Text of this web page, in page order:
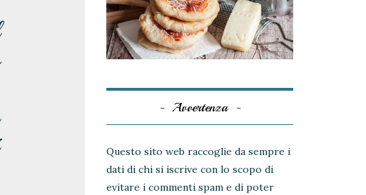
Avvertenza
Questo sito web raccoglie da sempre i
dati di chi si iscrive con lo scopo di
evitare i commenti spam e di poter